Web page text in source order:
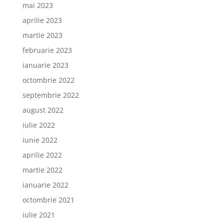
mai 2023
aprilie 2023
martie 2023
februarie 2023
ianuarie 2023
octombrie 2022
septembrie 2022
august 2022
iulie 2022
iunie 2022
aprilie 2022
martie 2022
ianuarie 2022
octombrie 2021
iulie 2021